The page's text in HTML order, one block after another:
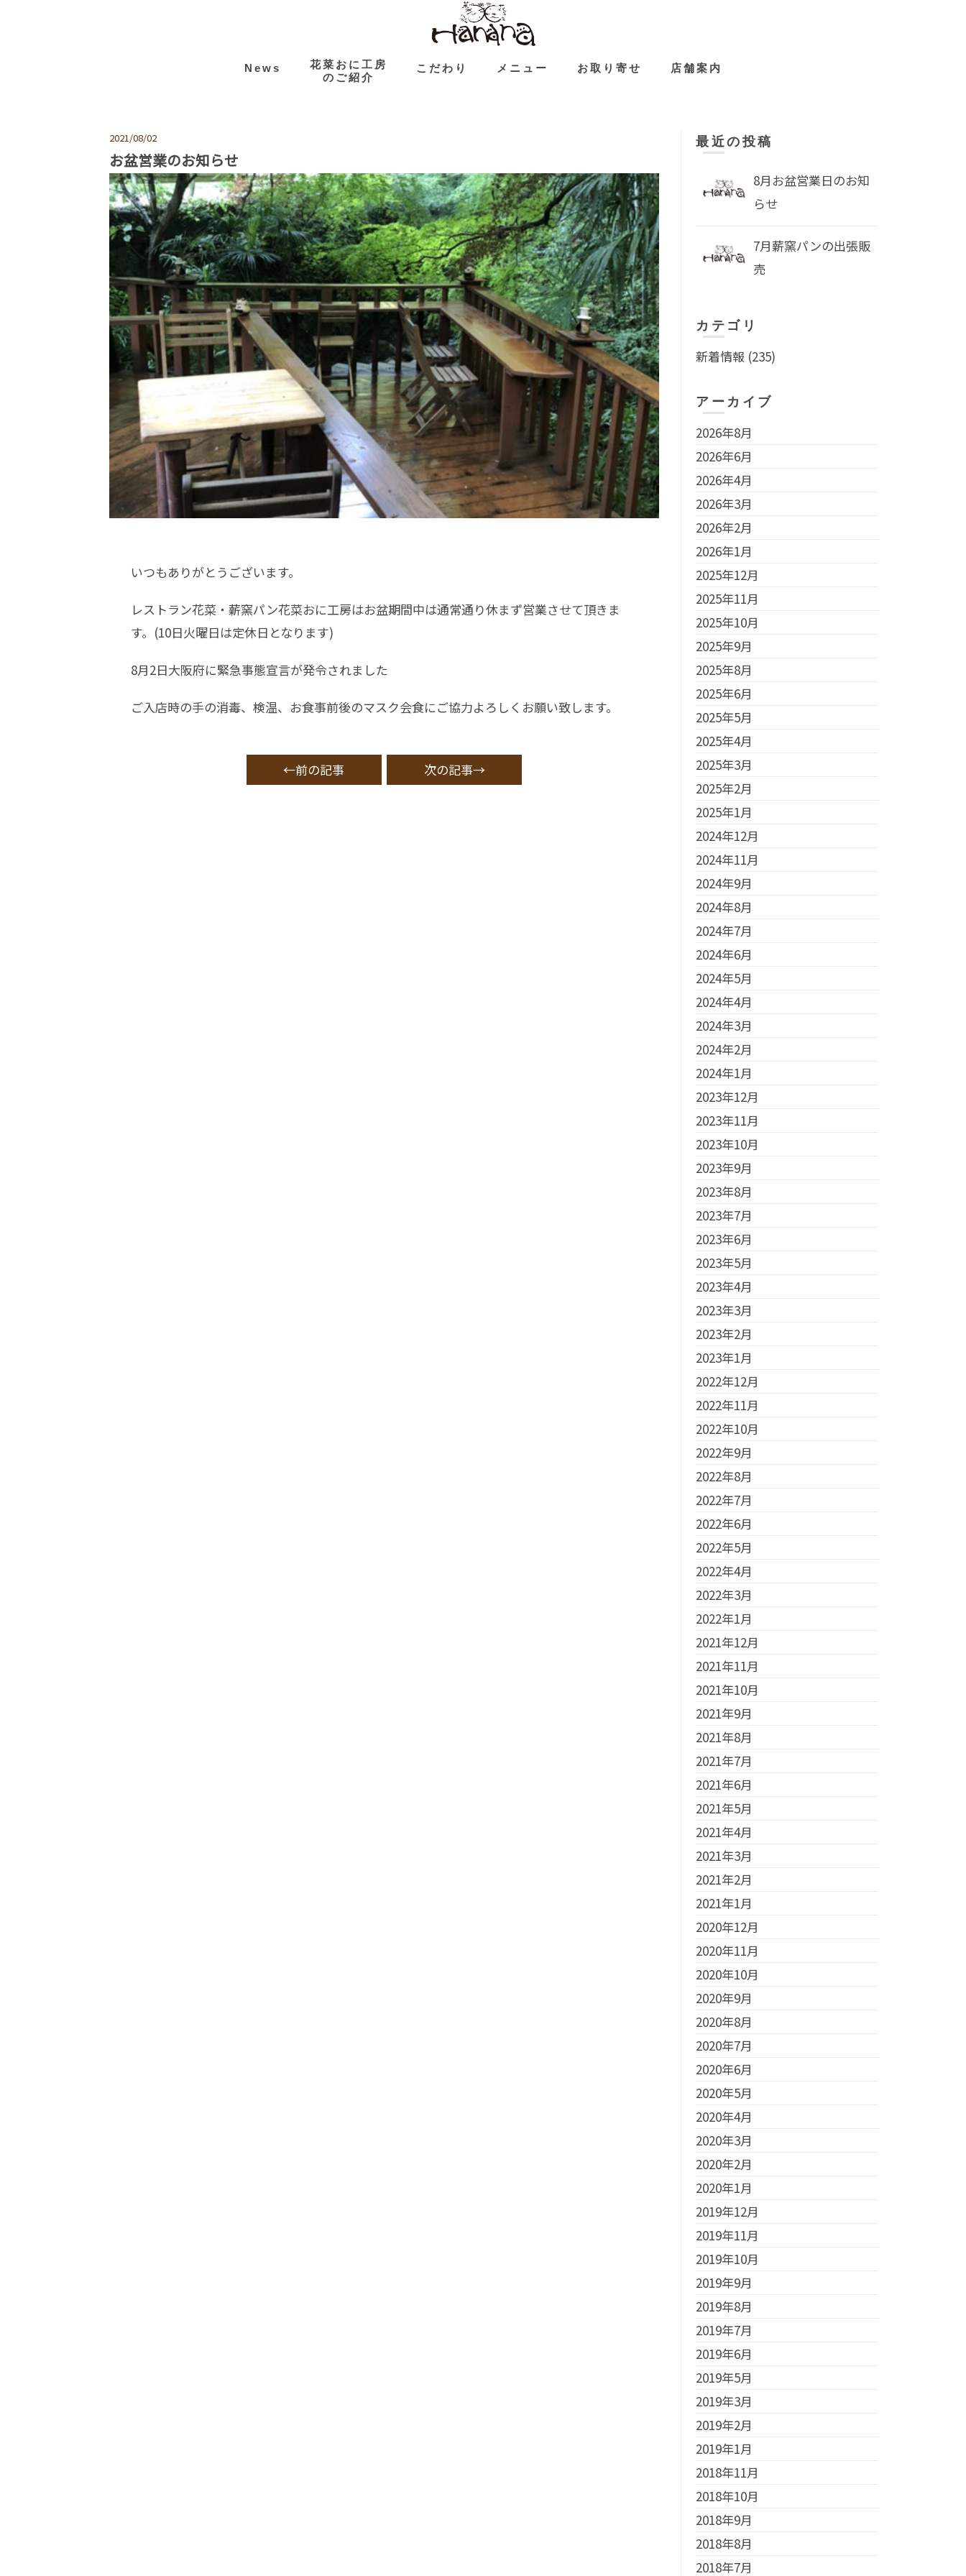
News
花菜おに工房
のご紹介
こだわり メニュー お取り寄せ 店舗案内
2021/08/02
お盆営業のお知らせ
いつもありがとうございます。
レストラン花菜・薪窯パン花菜おに工房はお盆期間中は通常通り休まず営業させて頂きま
す。(10日火曜日は定休日となります)
8月2日大阪府に緊急事態宣言が発令されました
ご入店時の手の消毒、検温、お食事前後のマスク会食にご協力よろしくお願い致します。
←前の記事 次の記事→
最近の投稿
8月お盆営業日のお知
らせ
7月薪窯パンの出張販
売
カテゴリ
新着情報 (235)
アーカイブ
2026年8月
2026年6月
2026年4月
2026年3月
2026年2月
2026年1月
2025年12月
2025年11月
2025年10月
2025年9月
2025年8月
2025年6月
2025年5月
2025年4月
2025年3月
2025年2月
2025年1月
2024年12月
2024年11月
2024年9月
2024年8月
2024年7月
2024年6月
2024年5月
2024年4月
2024年3月
2024年2月
2024年1月
2023年12月
2023年11月
2023年10月
2023年9月
2023年8月
2023年7月
2023年6月
2023年5月
2023年4月
2023年3月
2023年2月
2023年1月
2022年12月
2022年11月
2022年10月
2022年9月
2022年8月
2022年7月
2022年6月
2022年5月
2022年4月
2022年3月
2022年1月
2021年12月
2021年11月
2021年10月
2021年9月
2021年8月
2021年7月
2021年6月
2021年5月
2021年4月
2021年3月
2021年2月
2021年1月
2020年12月
2020年11月
2020年10月
2020年9月
2020年8月
2020年7月
2020年6月
2020年5月
2020年4月
2020年3月
2020年2月
2020年1月
2019年12月
2019年11月
2019年10月
2019年9月
2019年8月
2019年7月
2019年6月
2019年5月
2019年3月
2019年2月
2019年1月
2018年11月
2018年10月
2018年9月
2018年8月
2018年7月